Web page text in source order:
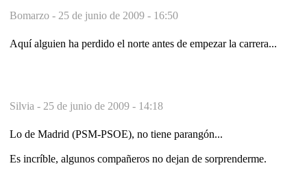
Bomarzo - 25 de junio de 2009 - 16:50
Aquí alguien ha perdido el norte antes de empezar la carrera...
Silvia - 25 de junio de 2009 - 14:18
Lo de Madrid (PSM-PSOE), no tiene parangón...
Es incríble, algunos compañeros no dejan de sorprenderme.